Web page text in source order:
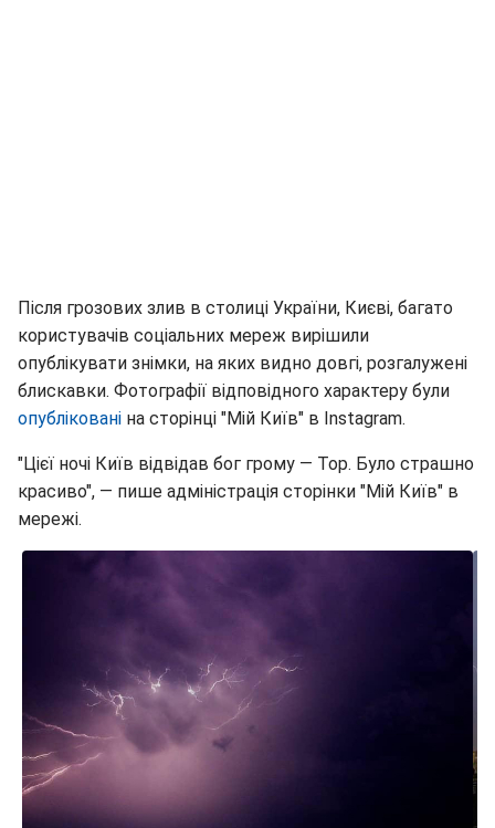
Після грозових злив в столиці України, Києві, багато
користувачів соціальних мереж вирішили
опублікувати знімки, на яких видно довгі, розгалужені
блискавки. Фотографії відповідного характеру були
опубліковані на сторінці "Мій Київ" в Instagram.
"Цієї ночі Київ відвідав бог грому — Тор. Було страшно
красиво", — пише адміністрація сторінки "Мій Київ" в
мережі.